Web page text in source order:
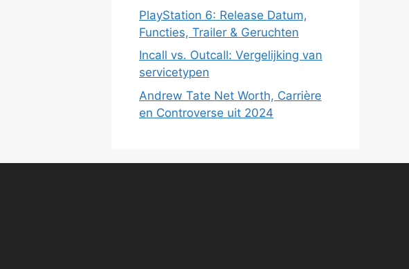
PlayStation 6: Release Datum,
Functies, Trailer & Geruchten
Incall vs. Outcall: Vergelijking van
servicetypen
Andrew Tate Net Worth, Carrière
en Controverse uit 2024